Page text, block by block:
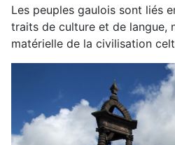
Les peuples gaulois sont liés
traits de culture et de langue,
matérielle de la civilisation